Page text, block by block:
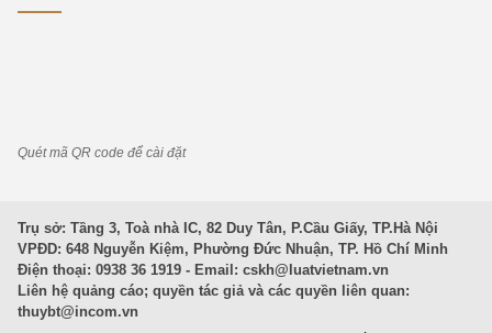
Quét mã QR code để cài đặt
Trụ sở: Tầng 3, Toà nhà IC, 82 Duy Tân, P.Cầu Giấy, TP.Hà Nội
VPĐD: 648 Nguyễn Kiệm, Phường Đức Nhuận, TP. Hồ Chí Minh
Điện thoại: 0938 36 1919 - Email: cskh@luatvietnam.vn
Liên hệ quảng cáo; quyền tác giả và các quyền liên quan:
thuybt@incom.vn